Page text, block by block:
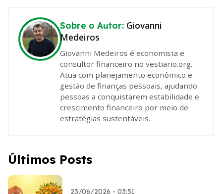
Sobre o Autor: Giovanni
Medeiros
Giovanni Medeiros é economista e
consultor financeiro no vestiario.org.
Atua com planejamento econômico e
gestão de finanças pessoais, ajudando
pessoas a conquistarem estabilidade e
crescimento financeiro por meio de
estratégias sustentáveis.
Últimos Posts
23/06/2026 - 03:51